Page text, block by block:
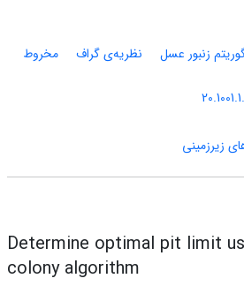
زنبور عسل نظریه‌ی گراف
مخروط
زیرزمینی
Determine optimal pit limit
colony algorithm